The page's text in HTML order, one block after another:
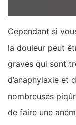
Cependant si
la douleur peut
graves qui sont
d’anaphylaxie et
nombreuses
de faire une